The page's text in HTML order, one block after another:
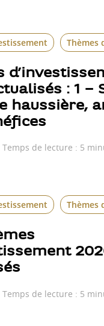
Thèmes
: 1 –
haussière,
de lecture : 5
Thèmes
de lecture : 5